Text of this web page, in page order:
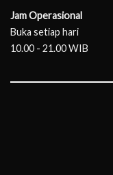
Jam Operasional
Buka setiap hari
10.00 - 21.00 WIB